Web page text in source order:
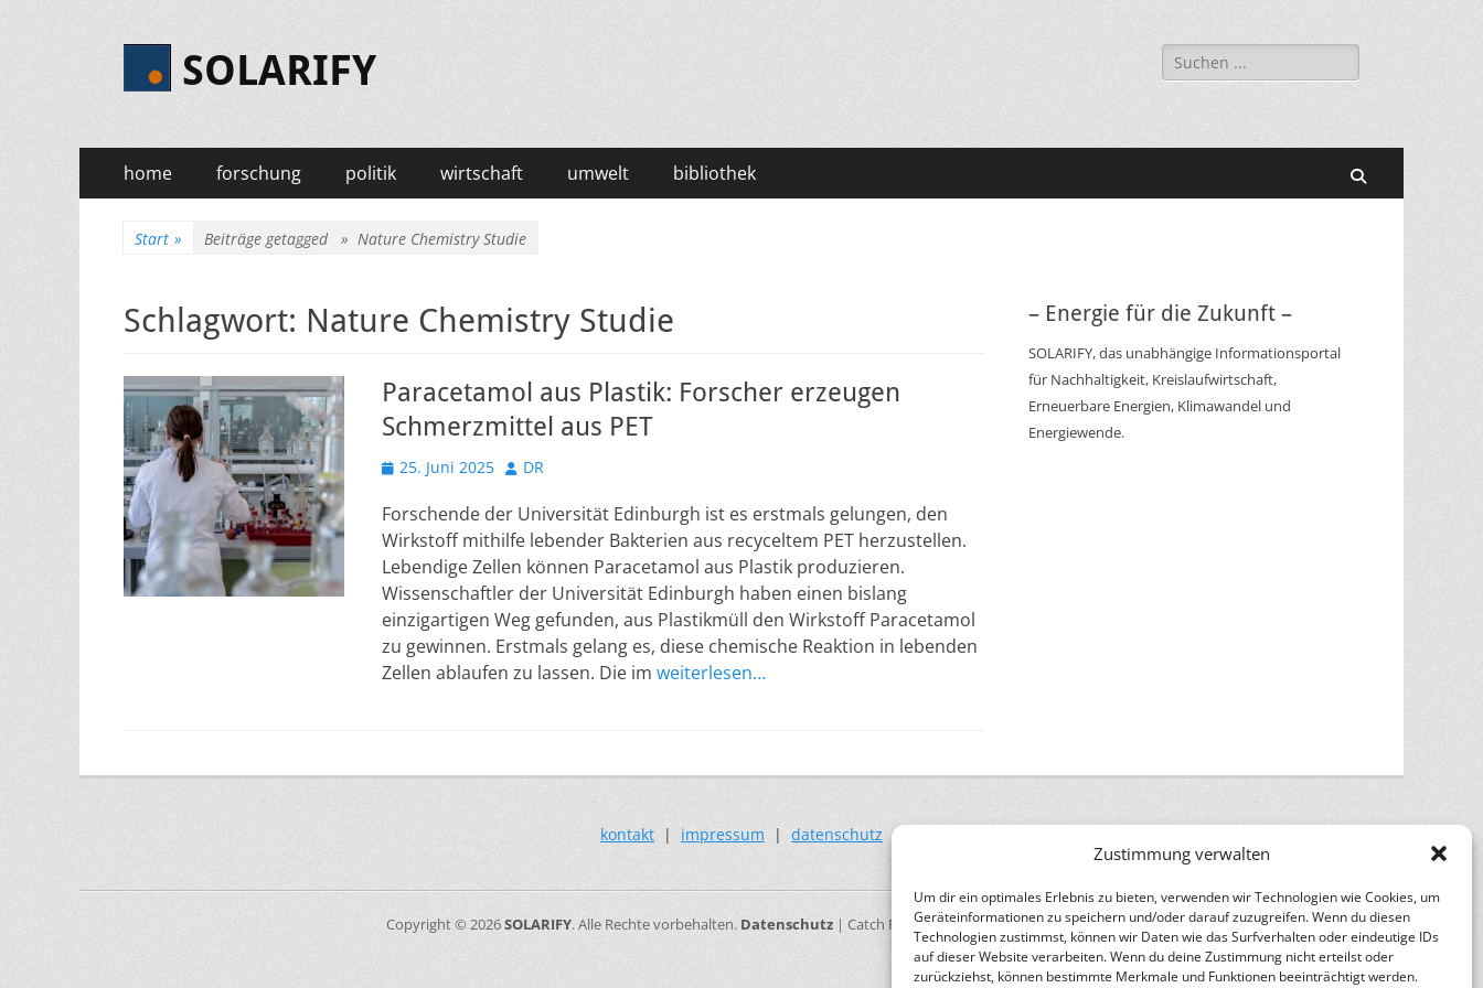
Zustimmung verwalten
Um dir ein optimales Erlebnis zu bieten, verwenden wir Technologien wie Cookies, um
Geräteinformationen zu speichern und/oder darauf zuzugreifen. Wenn du diesen
Technologien zustimmst, können wir Daten wie das Surfverhalten oder eindeutige IDs
auf dieser Website verarbeiten. Wenn du deine Zustimmung nicht erteilst oder
zurückziehst, können bestimmte Merkmale und Funktionen beeinträchtigt werden.
SOLARIFY
Suchen
nach:
Primäres
Menü
Zum
Inhalt
home forschung politik wirtschaft umwelt bibliothek
Start » Beiträge getagged » Nature Chemistry Studie
Schlagwort: Nature Chemistry Studie
Paracetamol aus Plastik: Forscher erzeugen
Schmerzmittel aus PET
Veröffentlicht
25. Juni 2025 Autor
DR
Forschende der Universität Edinburgh ist es erstmals gelungen, den
Wirkstoff mithilfe lebender Bakterien aus recyceltem PET herzustellen.
Lebendige Zellen können Paracetamol aus Plastik produzieren.
Wissenschaftler der Universität Edinburgh haben einen bislang
einzigartigen Weg gefunden, aus Plastikmüll den Wirkstoff Paracetamol
zu gewinnen. Erstmals gelang es, diese chemische Reaktion in lebenden
Zellen ablaufen zu lassen. Die im weiterlesen…
– Energie für die Zukunft –
SOLARIFY, das unabhängige Informationsportal
für Nachhaltigkeit, Kreislaufwirtschaft,
Erneuerbare Energien, Klimawandel und
Energiewende.
kontakt | impressum | datenschutz
Copyright © 2026SOLARIFY. Alle Rechte vorbehalten. Datenschutz| Catch Responsive vonCatch Themes